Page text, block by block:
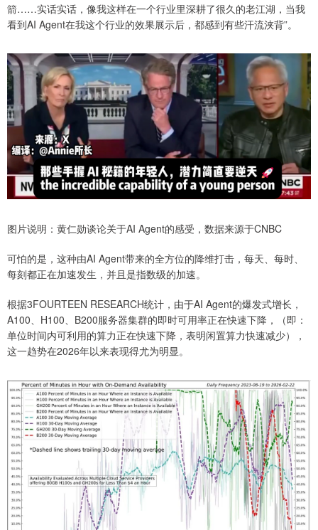
箭……实话实话，像我这样在一个行业里深耕了很久的老江湖，当我
看到AI Agent在我这个行业的效果展示后，都感到有些汗流浃背”。
图片说明：黄仁勋谈论关于AI Agent的感受，数据来源于CNBC
可怕的是，这种由AI Agent带来的全方位的降维打击，每天、每时、
每刻都正在加速发生，并且是指数级的加速。
根据3FOURTEEN RESEARCH统计，由于AI Agent的爆发式增长，
A100、H100、B200服务器集群的即时可用率正在快速下降，（即：
单位时间内可利用的算力正在快速下降，表明闲置算力快速减少），
这一趋势在2026年以来表现得尤为明显。